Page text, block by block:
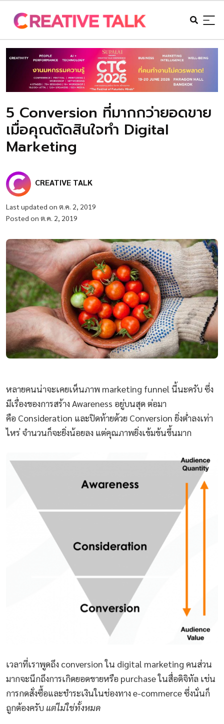
5 Conversion ที่มากกว่ายอดขาย
เมื่อคุณตัดสินใจทำ Digital
Marketing
CREATIVE TALK
Last updated on ต.ค. 2, 2019
Posted on ต.ค. 2, 2019
หลายคนน่าจะเคยเห็นภาพ marketing funnel นี้นะครับ ซึ่ง
มีเรื่องของการสร้าง Awareness อยู่บนสุด ต่อมา
คือ Consideration และปิดท้ายด้วย Conversion ยิ่งต่ำลงเท่า
ไหร่ จำนวนก็จะยิ่งน้อยลง แต่คุณภาพยิ่งเข้มข้นขึ้นมาก
เวลาที่เราพูดถึง conversion ใน digital marketing คนส่วน
มากจะนึกถึงการเกิดยอดขายหรือ purchase ในสื่อดิจิทัล เช่น
การกดสั่งซื้อและชำระเงินในช่องทาง e-commerce ซึ่งนั่นก็
ถูกต้องครับ แต่ไม่ใช่ทั้งหมด